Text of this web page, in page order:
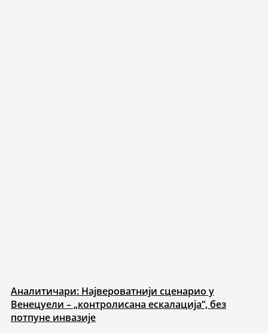
Аналитичари: Највероватнији сценарио у
Венецуели – „контролисана ескалација“, без
потпуне инвазије